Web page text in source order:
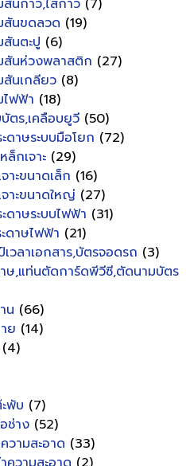
สันกาว,ไสกาว (7)
สันขดลวด (19)
สันตะปู (6)
สันห่วงพลาสติก (27)
สันเกลียว (8)
ไฟฟ้า (18)
ตร,เคลือบยูวี (50)
ะดาษระบบมือโยก (72)
ล็กเจาะ (29)
าะขนาดเล็ก (16)
จาะขนาดใหญ่ (27)
ะดาษระบบไฟฟ้า (31)
ดาษไฟฟ้า (21)
วลาเอกสาร,บัตรจอดรถ (3)
ษ,แท่นตัดการ์ดพีวีซี,ตัดนามบัตร
น (66)
ย (14)
(4)
พับ (7)
ช่าง (52)
ามสะอาด (33)